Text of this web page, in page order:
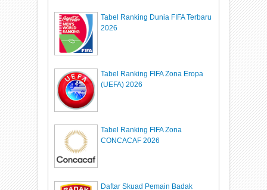
Tabel Ranking Dunia FIFA Terbaru
2026
Tabel Ranking FIFA Zona Eropa
(UEFA) 2026
Tabel Ranking FIFA Zona
CONCACAF 2026
Daftar Skuad Pemain Badak